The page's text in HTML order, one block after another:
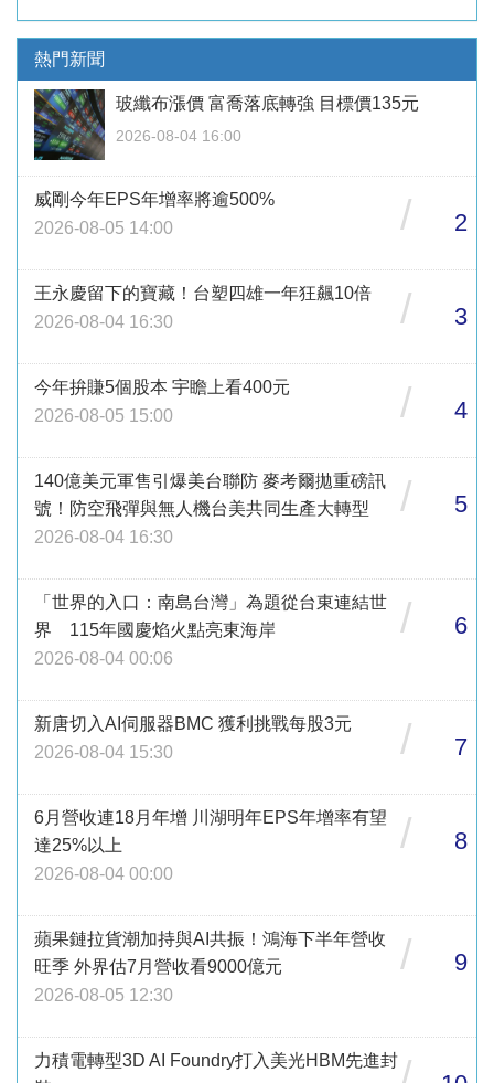
熱門新聞
玻纖布漲價 富喬落底轉強 目標價135元
2026-08-04 16:00
威剛今年EPS年增率將逾500%
2026-08-05 14:00
/ 2
王永慶留下的寶藏！台塑四雄一年狂飆10倍
2026-08-04 16:30
/ 3
今年拚賺5個股本 宇瞻上看400元
2026-08-05 15:00
/ 4
140億美元軍售引爆美台聯防 麥考爾拋重磅訊
號！防空飛彈與無人機台美共同生產大轉型
2026-08-04 16:30
/ 5
「世界的入口：南島台灣」為題從台東連結世
界 115年國慶焰火點亮東海岸
2026-08-04 00:06
/ 6
新唐切入AI伺服器BMC 獲利挑戰每股3元
2026-08-04 15:30
/ 7
6月營收連18月年增 川湖明年EPS年增率有望
達25%以上
2026-08-04 00:00
/ 8
蘋果鏈拉貨潮加持與AI共振！鴻海下半年營收
旺季 外界估7月營收看9000億元
2026-08-05 12:30
/ 9
力積電轉型3D AI Foundry打入美光HBM先進封